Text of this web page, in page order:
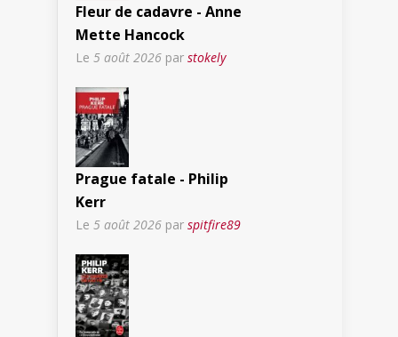
Fleur de cadavre - Anne
Mette Hancock
Le 5 août 2026 par stokely
Prague fatale - Philip
Kerr
Le 5 août 2026 par spitfire89